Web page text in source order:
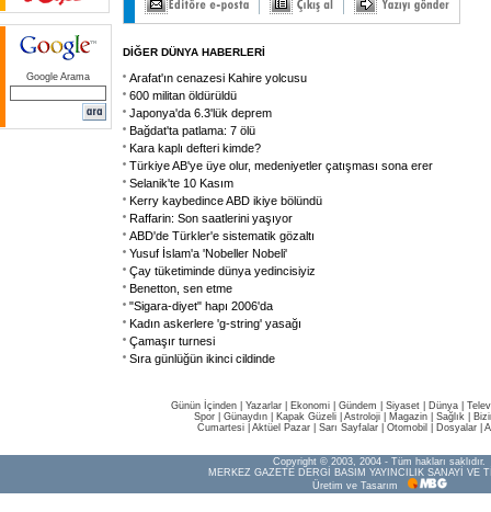
Google Arama
DİĞER DÜNYA HABERLERİ
Arafat'ın cenazesi Kahire yolcusu
600 militan öldürüldü
Japonya'da 6.3'lük deprem
Bağdat'ta patlama: 7 ölü
Kara kaplı defteri kimde?
Türkiye AB'ye üye olur, medeniyetler çatışması sona erer
Selanik'te 10 Kasım
Kerry kaybedince ABD ikiye bölündü
Raffarin: Son saatlerini yaşıyor
ABD'de Türkler'e sistematik gözaltı
Yusuf İslam'a 'Nobeller Nobeli'
Çay tüketiminde dünya yedincisiyiz
Benetton, sen etme
"Sigara-diyet" hapı 2006'da
Kadın askerlere 'g-string' yasağı
Çamaşır turnesi
Sıra günlüğün ikinci cildinde
Günün İçinden Yazarlar Ekonomi Gündem Siyaset Dünya |
Spor
Günaydın Kapak Güzeli Astroloji Magazin Sağlık
Cumartesi| Aktüel Pazar| Sarı Sayfalar| Otomobil Dosyalar|
Copyright © 2003, 2004 - Tüm hakları saklıdır.
MERKEZ GAZETE DERGİ BASIM YAYINCILIK SANAYİ VE
Üretim ve Tasarım